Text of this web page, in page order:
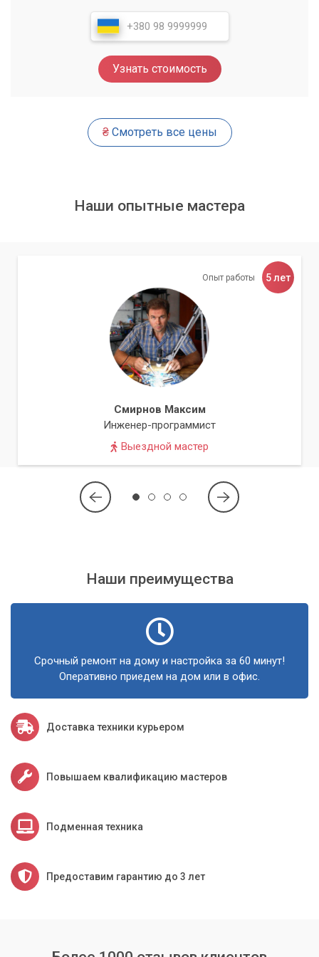
домашней сети или вы не уверены в своих знаниях,
обращайтесь к нам, и мы с радостью поможем вам.
Узнать стоимость
₴Смотреть все цены
Наши опытные мастера
Опыт работы 5 лет
Смирнов Максим
Инженер-программист
Выездной мастер
Наши преимущества
Срочный ремонт на дому и настройка за 60 минут!
Оперативно приедем на дом или в офис.
Доставка техники курьером
Повышаем квалификацию мастеров
Подменная техника
Предоставим гарантию до 3 лет